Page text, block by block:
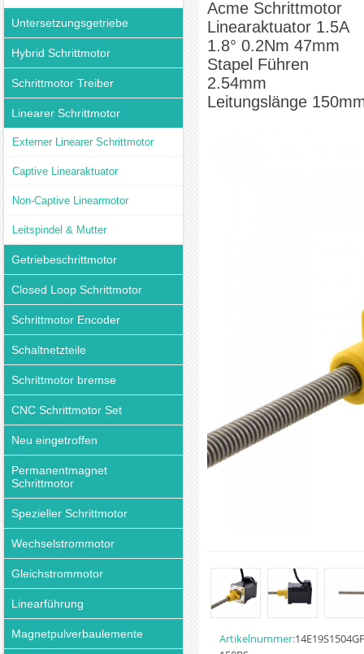
Untersetzungsgetriebe
Hybrid Schrittmotor
Schrittmotor Treiber
Linearer Schrittmotor
Externer Linearer Schrittmotor
Captive Linearaktuator
Non-Captive Linearmotor
Leitspindel & Mutter
Getriebeschrittmotor
Closed Loop Schrittmotor
Schrittmotor Encoder
Schaltnetzteile
Schrittmotor bremse
CNC Schrittmotor Set
Neu eingetroffen
Permanentmagnet
Schrittmotor
Spezieller Schrittmotor
Wechselstrommotor
Gleichstrommotor
Linearführung
Magnetpulverbaulemente
Acme Schrittmotor
Linearaktuator 1.5A
1.8° 0.2Nm 47mm
Stapel Führen
2.54mm
Leitungslänge
Artikelnummer: